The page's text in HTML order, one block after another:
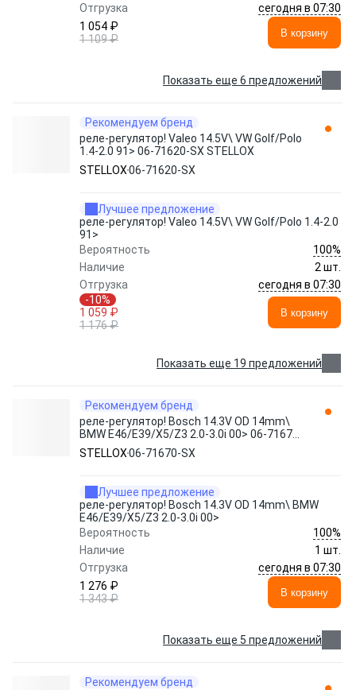
Отгрузка
сегодня в 07:30
1 054 ₽
1 109 ₽
В корзину
Показать еще 6 предложений
Рекомендуем бренд
реле-регулятор! Valeo 14.5V\ VW Golf/Polo
1.4-2.0 91> 06-71620-SX STELLOX
STELLOX06-71620-SX
Лучшее предложение
реле-регулятор! Valeo 14.5V\ VW Golf/Polo 1.4-2.0
91>
Вероятность
100%
Наличие
2 шт.
Отгрузка
сегодня в 07:30
-10%
1 059 ₽
1 176 ₽
В корзину
Показать еще 19 предложений
Рекомендуем бренд
реле-регулятор! Bosch 14.3V OD 14mm\
BMW E46/E39/X5/Z3 2.0-3.0i 00> 06-71670-
SX STELLOX
STELLOX06-71670-SX
Лучшее предложение
реле-регулятор! Bosch 14.3V OD 14mm\ BMW
E46/E39/X5/Z3 2.0-3.0i 00>
Вероятность
100%
Наличие
1 шт.
Отгрузка
сегодня в 07:30
1 276 ₽
1 343 ₽
В корзину
Показать еще 5 предложений
Рекомендуем бренд